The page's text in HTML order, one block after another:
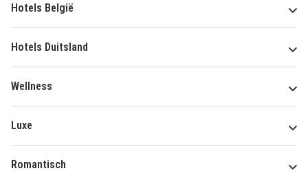
Hotels België
Hotels Duitsland
Wellness
Luxe
Romantisch